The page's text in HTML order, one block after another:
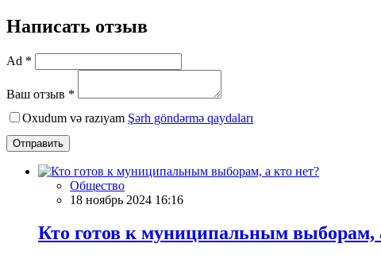
Написать отзыв
Ad *
Ваш отзыв *
Oxudum və razıyam Şərh göndərmə qaydaları
Отправить
Общество
18 ноябрь 2024 16:16
Кто готов к муниципальным выборам,